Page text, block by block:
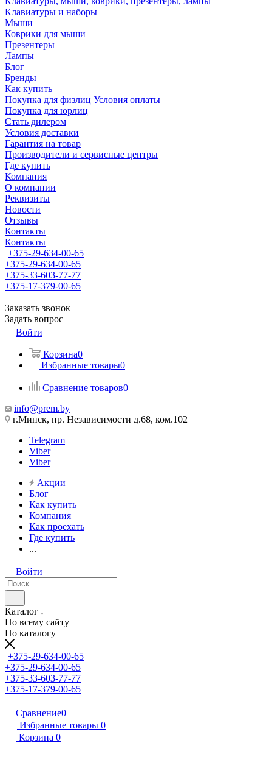
Клавиатуры и наборы
Мыши
Коврики для мыши
Презентеры
Лампы
Блог
Бренды
Как купить
Покупка для физлиц Условия оплаты
Покупка для юрлиц
Стать дилером
Условия доставки
Гарантия на товар
Производители и сервисные центры
Где купить
Компания
О компании
Реквизиты
Новости
Отзывы
Контакты
Контакты
+375-29-634-00-65
+375-29-634-00-65
+375-33-603-77-77
+375-17-379-00-65
Заказать звонок
Задать вопрос
Войти
Корзина0
Избранные товары0
Сравнение товаров0
info@prem.by
г.Минск, пр. Независимости д.68, ком.102
Telegram
Viber
Viber
Акции
Блог
Как купить
Компания
Как проехать
Где купить
...
Войти
Каталог
По всему сайту
По каталогу
+375-29-634-00-65
+375-29-634-00-65
+375-33-603-77-77
+375-17-379-00-65
Сравнение0
Избранные товары 0
Корзина 0